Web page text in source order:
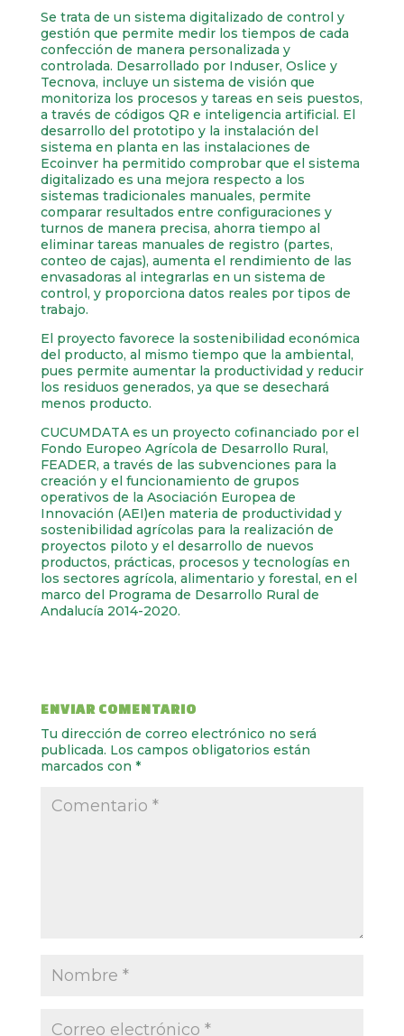
Se trata de un sistema digitalizado de control y
gestión que permite medir los tiempos de cada
confección de manera personalizada y
controlada. Desarrollado por Induser, Oslice y
Tecnova, incluye un sistema de visión que
monitoriza los procesos y tareas en seis puestos,
a través de códigos QR e inteligencia artificial. El
desarrollo del prototipo y la instalación del
sistema en planta en las instalaciones de
Ecoinver ha permitido comprobar que el sistema
digitalizado es una mejora respecto a los
sistemas tradicionales manuales, permite
comparar resultados entre configuraciones y
turnos de manera precisa, ahorra tiempo al
eliminar tareas manuales de registro (partes,
conteo de cajas), aumenta el rendimiento de las
envasadoras al integrarlas en un sistema de
control, y proporciona datos reales por tipos de
trabajo.
El proyecto favorece la sostenibilidad económica
del producto, al mismo tiempo que la ambiental,
pues permite aumentar la productividad y reducir
los residuos generados, ya que se desechará
menos producto.
CUCUMDATA es un proyecto cofinanciado por el
Fondo Europeo Agrícola de Desarrollo Rural,
FEADER, a través de las subvenciones para la
creación y el funcionamiento de grupos
operativos de la Asociación Europea de
Innovación (AEI)en materia de productividad y
sostenibilidad agrícolas para la realización de
proyectos piloto y el desarrollo de nuevos
productos, prácticas, procesos y tecnologías en
los sectores agrícola, alimentario y forestal, en el
marco del Programa de Desarrollo Rural de
Andalucía 2014-2020.
ENVIAR COMENTARIO
Tu dirección de correo electrónico no será
publicada. Los campos obligatorios están
marcados con *